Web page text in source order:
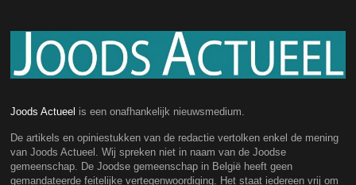
Joods Actueel is een onafhankelijk nieuwsmedium.
De artikels en opiniestukken van de redactie vertolken enkel de mening
van Joods Actueel. Wij spreken niet in naam van de Joodse
gemeenschap. De Joodse gemeenschap in België heeft geen
gemandateerde feitelijke vertegenwoordiging. Het staat iedereen vrij om